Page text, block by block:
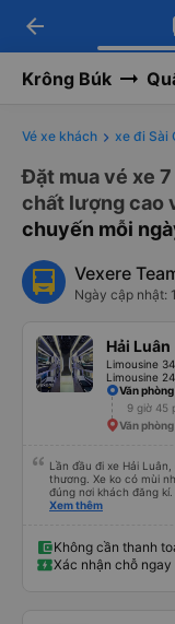
-
arrow_back
Krông Búk
Vé xe khách xe đi Sài
Đặt mua vé xe
chất lượng cao
chuyến mỗi
Vexere
Ngày cập nhật:
Hải Luân
Limousine
Limousine
Văn
9 giờ 45
Văn
Lần đầu đi xe Hải
thương. Xe ko có mùi
đúng nơi khách đăng
khách hàng hơn nữa
Xem thêm
Không cần thanh
Xác nhận chỗ ngay